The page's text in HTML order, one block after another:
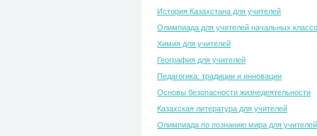
История Казахстана для учителей
Олимпиада для учителей начальных
Химия для учителей
География для учителей
Педагогика: традиции и инновации
Основы безопасности жизнедеятельности
Казахская литература для учителей
Олимпиада по познанию мира для учителей